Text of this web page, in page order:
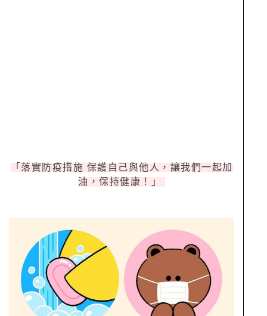
「落實防疫措施 保護自己與他人，讓我們一起加
油，保持健康！」